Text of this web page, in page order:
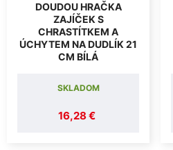
DOUDOU HRAČKA
ZAJÍČEK S
CHRASTÍTKEM A
ÚCHYTEM NA DUDLÍK 21
CM BÍLÁ
16,28 €
SKLADOM